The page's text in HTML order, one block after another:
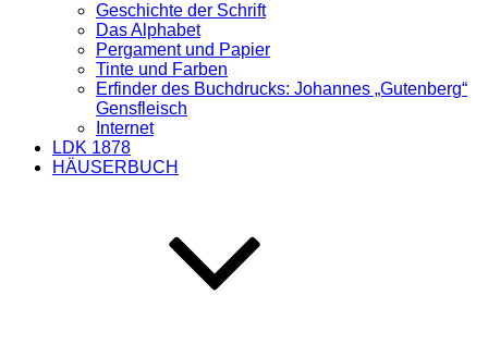
Geschichte der Schrift
Das Alphabet
Pergament und Papier
Tinte und Farben
Erfinder des Buchdrucks: Johannes „Gutenberg“
Gensfleisch
Internet
LDK 1878
HÄUSERBUCH